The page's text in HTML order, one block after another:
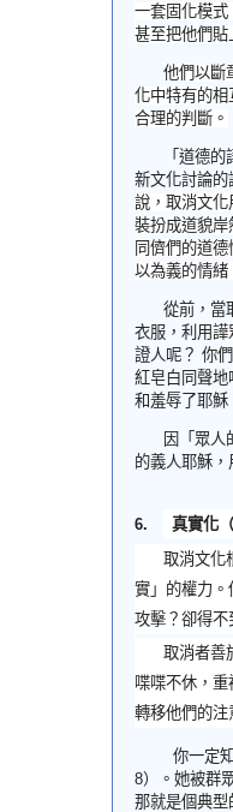
一套固化模式
甚至把他們貼
他們以斷
化中特有的相
合理的判斷。
「道德
新文化討論的
說，取消文化
裝扮成道貌岸
同儕們的道
以為義的情緒
從前，當
衣服，利用譁
證人呢？ 你
紅皂白同聲地
和羞辱了耶穌
因「眾人
的義人耶穌
6. 真實化（
取消文化
實」的權力。
攻擊？卻得不
取消者善
喋喋不休，
轉移他們的注
你一定
8） 。她被群
那就是個典型